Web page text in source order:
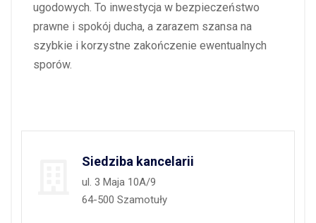
ugodowych. To inwestycja w bezpieczeństwo
prawne i spokój ducha, a zarazem szansa na
szybkie i korzystne zakończenie ewentualnych
sporów.
Siedziba kancelarii
ul. 3 Maja 10A/9
64-500 Szamotuły